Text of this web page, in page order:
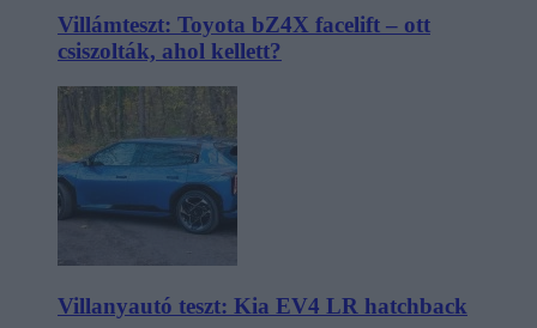
Villámteszt: Toyota bZ4X facelift – ott
csiszolták, ahol kellett?
Villanyautó teszt: Kia EV4 LR hatchback